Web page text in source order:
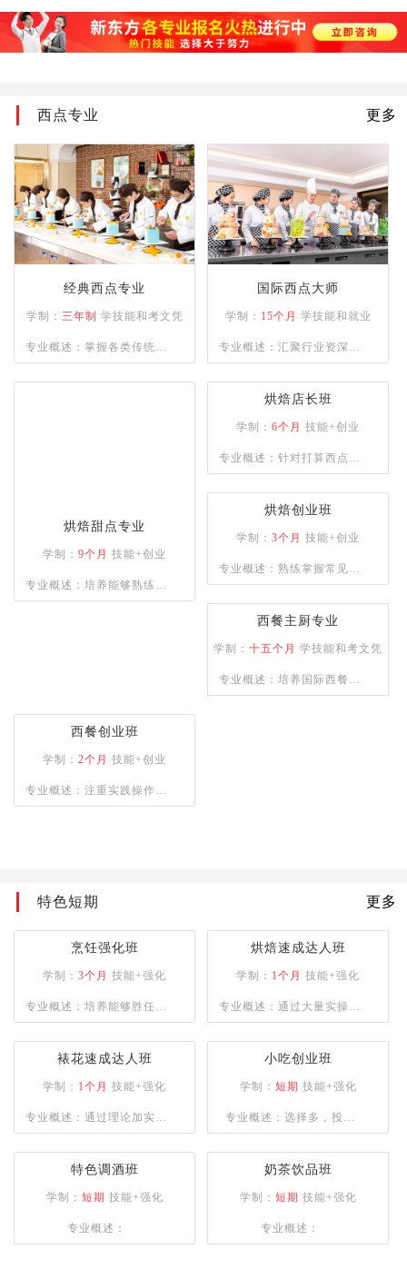
勺功知识，以及原料的初步
加功知识；掌握烹饪切配常
浆、挂糊、勾芡、制汤、装
法、冷菜烹调技术；熟悉原
料的初步熟处理。
西点专业 更多
经典西点专业
学制： 三年制 学技能和考文凭
专业概述：掌握各类传统与
国际西点大师
学制： 15个月 学技能和就业
专业概述：汇聚行业资深名
艺，助力学员逐梦西点领
烘焙甜点专业
学制：9个月 技能+创业
专业概述：培养能够熟练制
烘焙店长班
学制：6个月 技能+创业
专业概述：针对打算西点创
供多款当前市场流行西点的
工艺，让学员具备独立创业
烘焙创业班
学制：3个月 技能+创业
专业概述：熟练掌握常见西
能知识，懂经营、善管理，
西餐主厨专业
学制：十五个月 学技能和考文凭
专业概述：培养国际西餐行
西餐创业班
学制：2个月 技能+创业
专业概述：注重实践操作能
特色短期 更多
烹饪强化班
学制：3个月 技能+强化
专业概述：培养能够胜任大
才，或是具备自主创业能力
熟练掌握烹饪技巧。
烘焙速成达人班
学制： 1个月 技能+强化
专业概述：通过大量实操课
备使用并能独立完成各种西
裱花速成达人班
学制： 1个月 技能+强化
专业概述：通过理论加实操
好的西点审美、塑型及裱花
小吃创业班
学制： 短期 技能+强化
专业概述：选择多，投资
特色调酒班
学制： 短期 技能+强化
专业概述：
奶茶饮品班
学制： 短期 技能+强化
专业概述：